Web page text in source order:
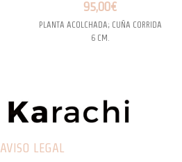
95,00€
PLANTA ACOLCHADA; CUÑA CORRIDA
6 CM.
AVISO LEGAL